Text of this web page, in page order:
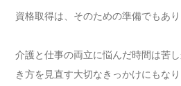
資格取得は、そのための準備でもあり
介護と仕事の両立に悩んだ時間は苦
き方を見直す大切なきっかけにもなり